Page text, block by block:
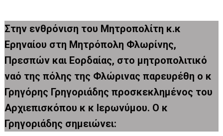
Στην ενθρόνιση του Μητροπολίτη κ.κ
Ερηναίου στη Μητρόπολη Φλωρίνης,
Πρεσπών και Εορδαίας, στο μητροπολιτικό
ναό της πόλης της Φλώρινας παρευρέθη ο κ
Γρηγόρης Γρηγοριάδης προσκεκλημένος του
Αρχιεπισκόπου κ κ Ιερωνύμου. Ο κ
Γρηγοριάδης σημειώνει: